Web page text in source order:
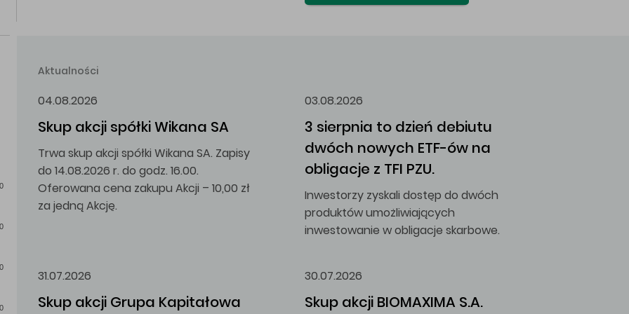
Aktualności
04.08.2026
Skup akcji spółki Wikana SA
Trwa skup akcji spółki Wikana SA. Zapisy
do 14.08.2026 r. do godz. 16.00.
Oferowana cena zakupu Akcji – 10,00 zł
za jedną Akcję.
03.08.2026
3 sierpnia to dzień debiutu
dwóch nowych ETF-ów na
obligacje z TFI PZU.
Inwestorzy zyskali dostęp do dwóch
produktów umożliwiających
inwestowanie w obligacje skarbowe.
31.07.2026
Skup akcji Grupa Kapitałowa
30.07.2026
Skup akcji BIOMAXIMA S.A.